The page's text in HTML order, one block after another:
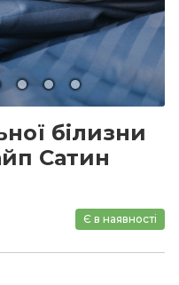
білизни
Сатин
Є в наявності